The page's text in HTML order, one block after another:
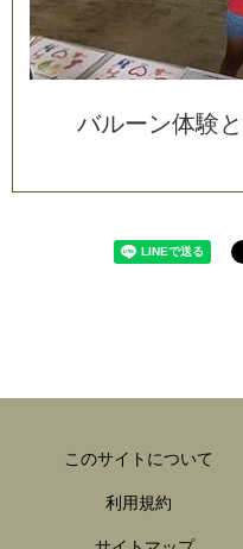
バルーン体験と
このサイトについて
利用規約